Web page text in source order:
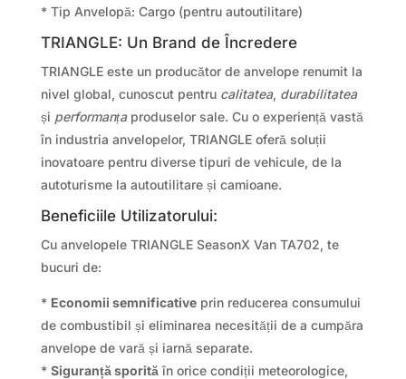
* Tip Anvelopă: Cargo (pentru autoutilitare)
TRIANGLE: Un Brand de Încredere
TRIANGLE este un producător de anvelope renumit la
nivel global, cunoscut pentru calitatea, durabilitatea
și performanțaproduselor sale. Cu o experiență vastă
în industria anvelopelor, TRIANGLE oferă soluții
inovatoare pentru diverse tipuri de vehicule, de la
autoturisme la autoutilitare și camioane.
Beneficiile Utilizatorului:
Cu anvelopele TRIANGLE SeasonX Van TA702, te
bucuri de:
* Economii semnificativeprin reducerea consumului
de combustibil și eliminarea necesității de a cumpăra
anvelope de vară și iarnă separate.
* Siguranță sporităîn orice condiții meteorologice,